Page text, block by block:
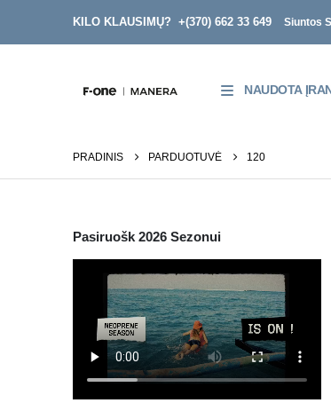
KILO KLAUSIMŲ? +(370) 662 33 649 Siuntos
NAUDOTA
PRADINIS PARDUOTUVĖ 120
Pasiruošk 2026 Sezonui